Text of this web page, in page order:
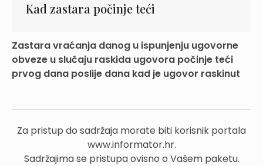
Kad zastara počinje teći
Zastara vraćanja danog u ispunjenju ugovorne
obveze u slučaju raskida ugovora počinje teći
prvog dana poslije dana kad je ugovor raskinut
Za pristup do sadržaja morate biti korisnik portala
www.informator.hr.
Sadržajima se pristupa ovisno o Vašem paketu.